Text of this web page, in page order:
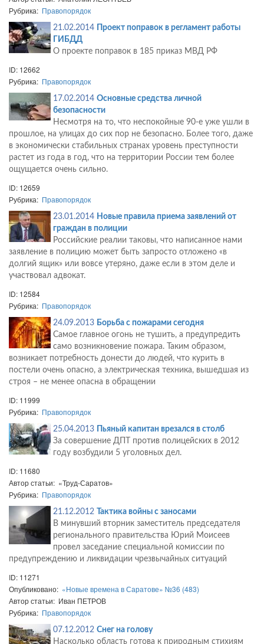
Рубрика: Правопорядок
21.02.2014
Проект поправок в регламент работы
ГИБДД
О проекте поправок в 185 приказ МВД РФ
ID: 12662
Рубрика: Правопорядок
17.02.2014 Основные средства личной
безопасности
Несмотря на то, что неспокойные 90-е уже ушли в
прошлое, на улицах до сих пор не безопасно. Более того, даже
в экономически стабильных странах уровень преступности
растет из года в год, что на территории России тем более
ощущается очень сильно.
ID: 12659
Рубрика: Правопорядок
23.01.2014 Новые правила приема заявлений от
граждан в полиции
Российские реалии таковы, что написанное нами
заявление в полицию может быть запросто отложено «в
долгий ящик» или вовсе утеряно, даже если в этом деле и
участвовал адвокат.
ID: 12584
Рубрика: Правопорядок
24.09.2013 Борьба с пожарами сегодня
Самое главное огонь не тушить, а предупредить
само возникновение пожара. Таким образом,
возникает потребность донести до людей, что курить в
постели очень опасно, а электрическая техника, вышедшая из
строя – не менее опасна в обращении
ID: 11999
Рубрика: Правопорядок
25.04.2013
Пьяный капитан врезался в столб
За совершение ДПТ против полицейских в 2012
году возбудили 5 уголовных дел.
ID: 11680
Автор статьи: «Труд-Саратов»
Рубрика: Правопорядок
21.12.2012
Тактика войны с заносами
В минувший вторник заместитель председателя
регионального правительства Юрий Моисеев
провел заседание специальной комиссии по
предупреждению и ликвидации чрезвычайных ситуаций
ID: 11271
Опубликовано: «Новые времена в Саратове» №36 (483)
Автор статьи: Иван ПЕТРОВ
Рубрика: Правопорядок
07.12.2012 Снег на голову
Насколько область готова к природным стихиям